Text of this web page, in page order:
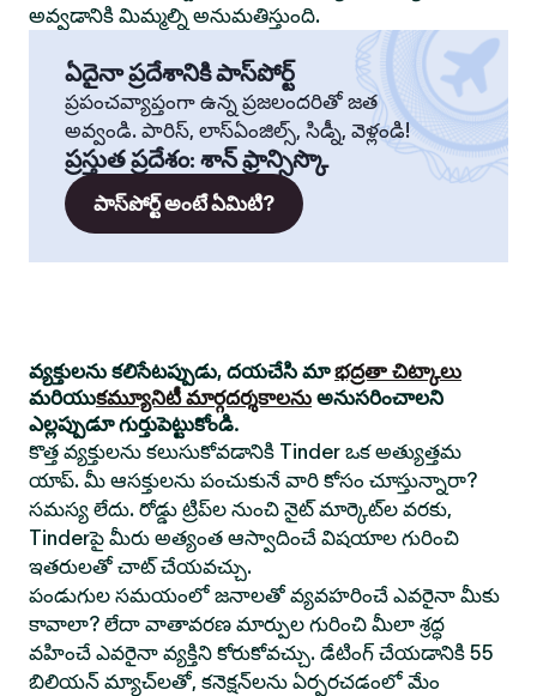
అవ్వడానికి మిమ్మల్ని అనుమతిస్తుంది.
ఏదైనా ప్రదేశానికి పాస్‌పోర్ట్
ప్రపంచవ్యాప్తంగా ఉన్న ప్రజలందరితో జత
అవ్వండి. పారిస్, లాస్‌ఏంజిల్స్, సిడ్నీ, వెళ్లండి!
ప్రస్తుత ప్రదేశం: శాన్ ఫ్రాన్సిస్కొ
పాస్‌పోర్ట్ అంటే ఏమిటి?
వ్యక్తులను కలిసేటప్పుడు, దయచేసి మాభద్రతా చిట్కాలు
మరియుకమ్యూనిటీ మార్గదర్శకాలను అనుసరించాలని
ఎల్లప్పుడూ గుర్తుపెట్టుకోండి.
కొత్త వ్యక్తులను కలుసుకోవడానికి Tinder ఒక అత్యుత్తమ
యాప్. మీ ఆసక్తులను పంచుకునే వారి కోసం చూస్తున్నారా?
సమస్య లేదు. రోడ్డు ట్రిప్‌ల నుంచి నైట్ మార్కెట్‌ల వరకు,
Tinderపై మీరు అత్యంత ఆస్వాదించే విషయాల గురించి
ఇతరులతో చాట్ చేయవచ్చు.
పండుగుల సమయంలో జనాలతో వ్యవహరించే ఎవరైనా మీకు
కావాలా? లేదా వాతావరణ మార్పుల గురించి మీలా శ్రద్ధ
వహించే ఎవరైనా వ్యక్తిని కోరుకోవచ్చు. డేటింగ్ చేయడానికి 55
బిలియన్ మ్యాచ్‌లతో, కనెక్షన్‌లను ఏర్పరచడంలో మేం